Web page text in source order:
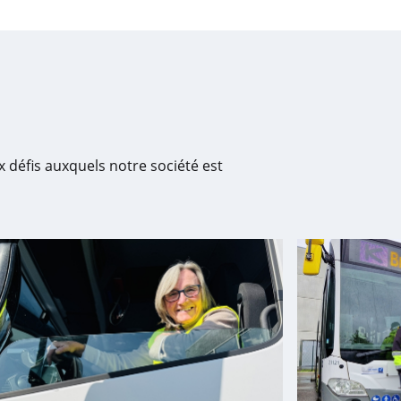
auxquels notre société est
Zahra
(33
ans)
Bart
(49
ans),